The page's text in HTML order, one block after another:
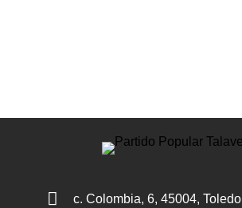
 c. Colombia, 6, 45004, Toledo